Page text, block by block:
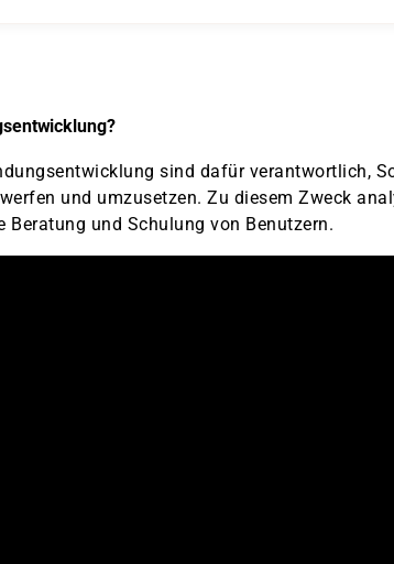
sind dafür verantwortlich,
und umzusetzen. Zu diesem Zweck
Beratung und Schulung von Benutzern.